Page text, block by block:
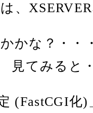
、
かな？・・
見てみると
(FastCGI